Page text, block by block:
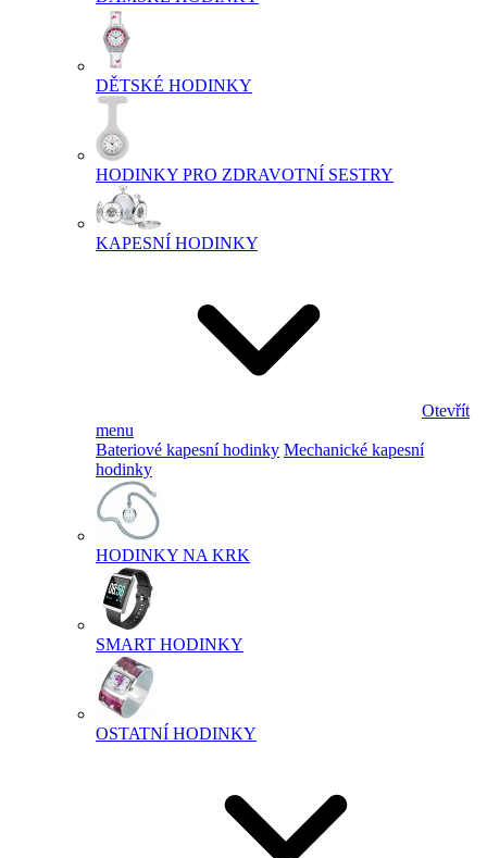
DĚTSKÉ HODINKY
HODINKY PRO ZDRAVOTNÍ SESTRY
KAPESNÍ HODINKY
Otevřít
menu
Bateriové kapesní hodinky Mechanické kapesní
hodinky
HODINKY NA KRK
SMART HODINKY
OSTATNÍ HODINKY